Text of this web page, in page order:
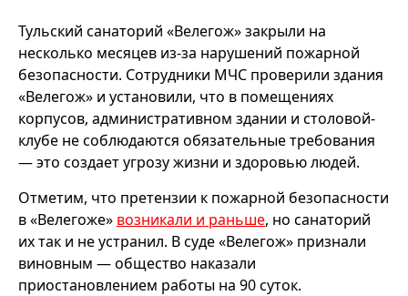
Тульский санаторий «Велегож» закрыли на
несколько месяцев из-за нарушений пожарной
безопасности. Сотрудники МЧС проверили здания
«Велегож» и установили, что в помещениях
корпусов, административном здании и столовой-
клубе не соблюдаются обязательные требования
— это создает угрозу жизни и здоровью людей.
Отметим, что претензии к пожарной безопасности
в «Велегоже» возникали и раньше, но санаторий
их так и не устранил. В суде «Велегож» признали
виновным — общество наказали
приостановлением работы на 90 суток.